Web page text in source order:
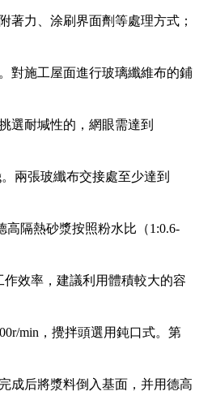
著力、涂刷界面劑等處理方式；
對施工屋面進行玻璃纖維布的鋪
選耐堿性的，網眼需達到
兩張玻纖布交接處至少達到
高隔熱砂漿按照粉水比（1:0.6-
作效率，建議利用體積較大的容
min，攪拌頭選用鈍口式。第
成后將漿料倒入基面，并用德高